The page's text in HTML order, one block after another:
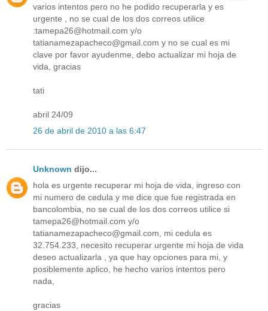
varios intentos pero no he podido recuperarla y es
urgente , no se cual de los dos correos utilice
:tamepa26@hotmail.com y/o
tatianamezapacheco@gmail.com y no se cual es mi
clave por favor ayudenme, debo actualizar mi hoja de
vida, gracias
tati
abril 24/09
26 de abril de 2010 a las 6:47
Unknown dijo...
hola es urgente recuperar mi hoja de vida, ingreso con
mi numero de cedula y me dice que fue registrada en
bancolombia, no se cual de los dos correos utilice si
tamepa26@hotmail.com y/o
tatianamezapacheco@gmail.com, mi cedula es
32.754.233, necesito recuperar urgente mi hoja de vida
deseo actualizarla , ya que hay opciones para mi, y
posiblemente aplico, he hecho varios intentos pero
nada,
gracias